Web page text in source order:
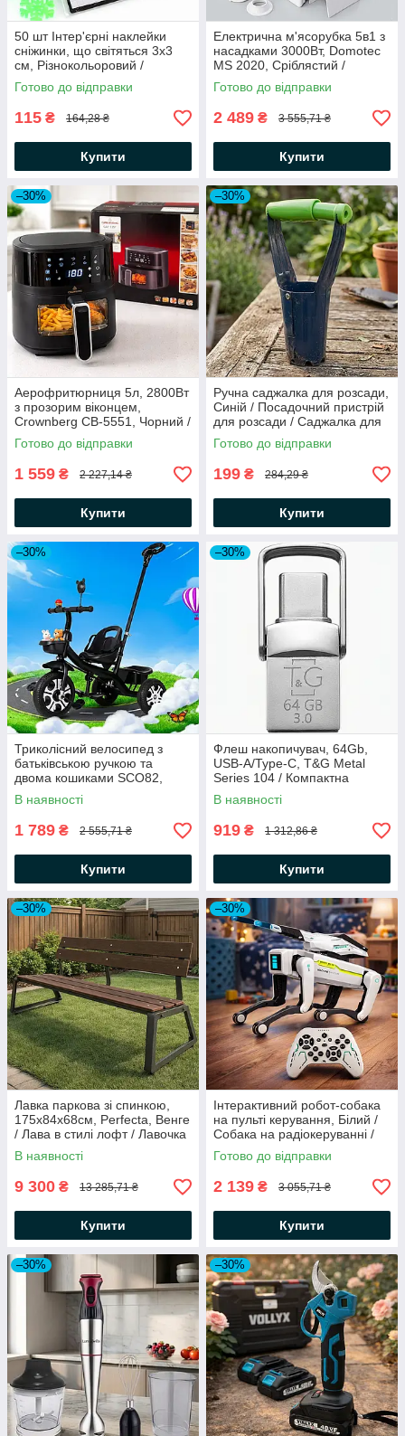
50 шт Інтер'єрні наклейки
сніжинки, що світяться 3х3
см, Різнокольоровий /
Люмінесцентні фосфорні
сніжинки для дитячої кімнати
Готово до відправки
115 ₴ 164,28 ₴
Купити
Електрична м'ясорубка 5в1 з
насадками 3000Вт, Domotec
MS 2020, Сріблястий /
Кухонна електром'ясорубка /
Шнекова м'ясорубка
Готово до відправки
2 489 ₴ 3 555,71 ₴
Купити
–30%
Аерофритюрниця 5л, 2800Вт
з прозорим віконцем,
Crownberg CB-5551, Чорний /
Безмасляна фритюрниця /
Аерогриль / Мультипіч
Готово до відправки
1 559 ₴ 2 227,14 ₴
Купити
–30%
Ручна саджалка для розсади,
Синій / Посадочний пристрій
для розсади / Саджалка для
цибулин / Посадковий конус
для розсади
Готово до відправки
199 ₴ 284,29 ₴
Купити
–30%
Триколісний велосипед з
батьківською ручкою та
двома кошиками SCO82,
Чорний / Дитячий
триколісний велосипед /
В наявності
1 789 ₴ 2 555,71 ₴
Купити
–30%
Флеш накопичувач, 64Gb,
USB-A/Type-C, T&G Metal
Series 104 / Компактна
флешка / USB накопичувач /
Двостороння флешка
В наявності
919 ₴ 1 312,86 ₴
Купити
–30%
Лавка паркова зі спинкою,
175х84х68см, Perfecta, Венге
/ Лава в стилі лофт / Лавочка
вулична
В наявності
9 300 ₴ 13 285,71 ₴
Купити
–30%
Інтерактивний робот-собака
на пульті керування, Білий /
Собака на радіокеруванні /
Розумний робот-собака
Готово до відправки
2 139 ₴ 3 055,71 ₴
Купити
–30% –30%